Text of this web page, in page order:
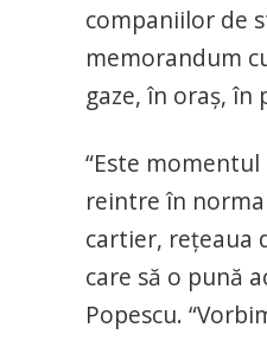
companiilor de
memorandum
gaze, în oraș,
“Este
reintre în
cartier, rețeaua
care să o pună
Popescu.